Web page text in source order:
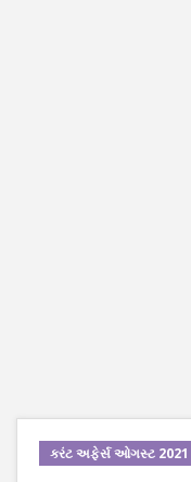
કરંટ અફેર્સ ઓગસ્ટ